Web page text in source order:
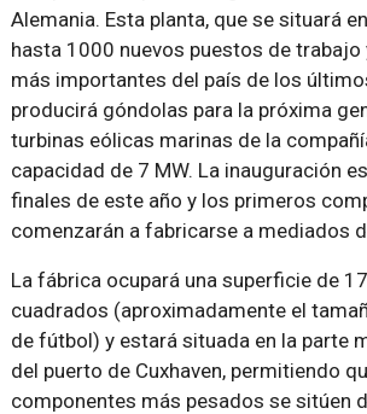
Alemania. Esta planta, que se situará
hasta 1000 nuevos puestos de trabajo
más importantes del país de los
producirá góndolas para la próxima
turbinas eólicas marinas de la
capacidad de 7 MW. La inauguración
finales de este año y los primeros
comenzarán a fabricarse a mediados
La fábrica ocupará una superficie de
cuadrados (aproximadamente el
de fútbol) y estará situada en la parte
del puerto de Cuxhaven, permitiendo
componentes más pesados se sitúen